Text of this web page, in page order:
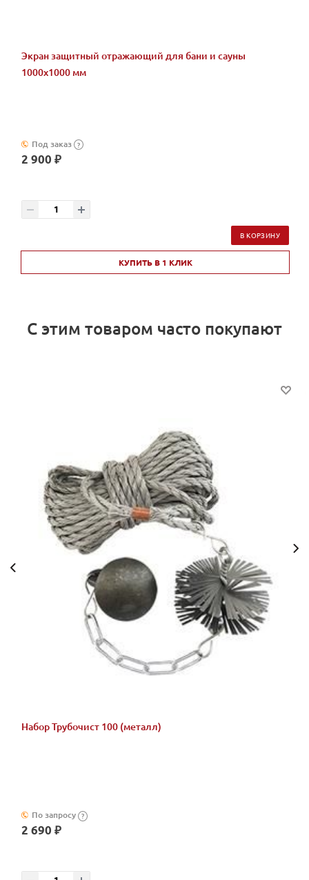
Экран защитный отражающий для бани и сауны
1000х1000 мм
Под заказ ?
2 900 ₽
В КОРЗИНУ
КУПИТЬ В 1 КЛИК
С этим товаром часто покупают
Набор Трубочист 100 (металл)
По запросу ?
2 690 ₽